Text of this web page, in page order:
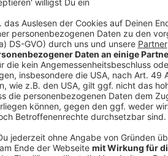
Produkt bis zu 2500 Euro
den Hinweis geben, ihr
dann wird es